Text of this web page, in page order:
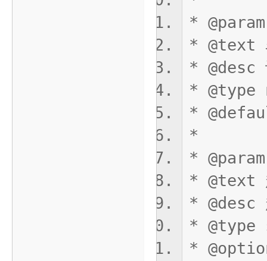
*
* @text
* @desc
* @type
*
*
*
* @text
* @desc
*
*